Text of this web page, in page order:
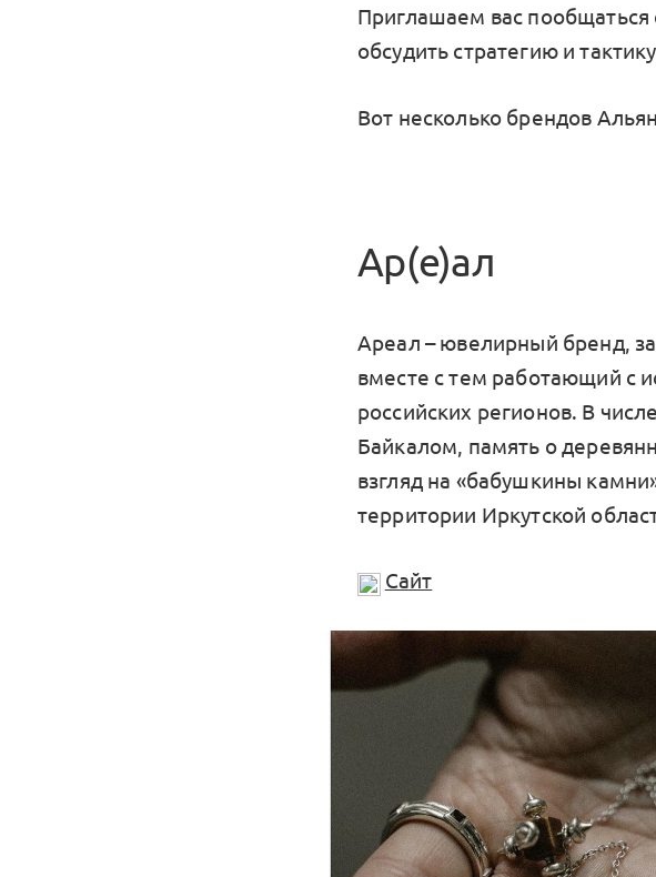
Приглашаем вас пообщаться
обсудить стратегию и
Вот несколько брендов
Ар(е)ал
Ареал – ювелирный бренд,
вместе с тем работающий с
российских регионов. В
Байкалом, память о
взгляд на «бабушкины
территории Иркутской
Сайт